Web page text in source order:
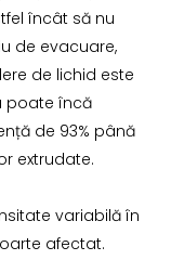
încât să nu
de evacuare,
de lichid este
poate încă
de 93% până
extrudate.
variabilă în
afectat.